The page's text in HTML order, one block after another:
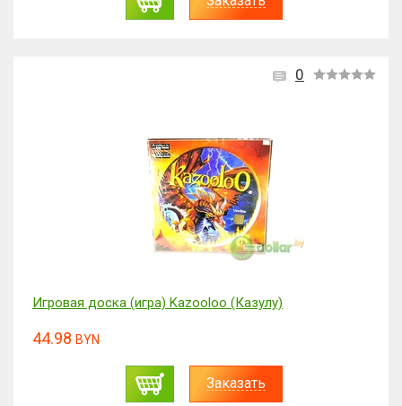
0
Игровая доска (игра) Kazooloo (Казулу)
44.98 BYN
Заказать